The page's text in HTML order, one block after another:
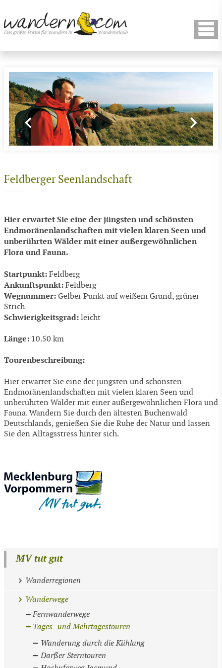
Feldberger Seenlandschaft
Hier erwartet Sie eine der jüngsten und schönsten
Endmoränenlandschaften mit vielen klaren Seen und
unberührten Wälder mit einer außergewöhnlichen
Flora und Fauna.
Startpunkt: Feldberg
Ankunftspunkt: Feldberg
Wegnummer: Gelber Punkt auf weißem Grund, grüner
Strich
Schwierigkeitsgrad: leicht
Länge: 10.50 km
Tourenbeschreibung:
Hier erwartet Sie eine der jüngsten und schönsten
Endmoränenlandschaften mit vielen klaren Seen und
unberührten Wälder mit einer außergewöhnlichen Flora und
Fauna. Wandern Sie durch den ältesten Buchenwald
Deutschlands, genießen Sie die Ruhe der Natur und lassen
Sie den Alltagsstress hinter sich.
MV tut gut
Wanderregionen
Wanderwege
Fernwanderwege
Tages- und Mehrtagestouren
Wanderung durch die Kühlung
Darßer Sterntouren